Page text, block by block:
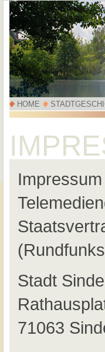
HOME
Stadt
71063